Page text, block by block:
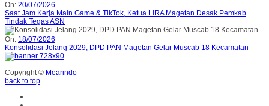
On: 20/07/2026
Saat Jam Kerja Main Game & TikTok, Ketua LIRA Magetan Desak Pemkab
Tindak Tegas ASN
On: 18/07/2026
Konsolidasi Jelang 2029, DPD PAN Magetan Gelar Muscab 18 Kecamatan
Copyright © Mearindo
back to top